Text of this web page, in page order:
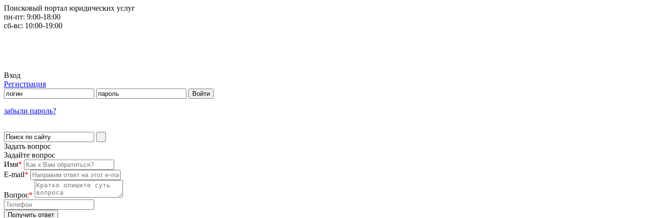
Поисковый портал юридических услуг
пн-пт: 9:00-18:00
сб-вс: 10:00-19:00
Вход
Регистрация
забыли пароль?
Задать вопрос
Задайте вопрос
Имя*
E-mail*
Вопрос*